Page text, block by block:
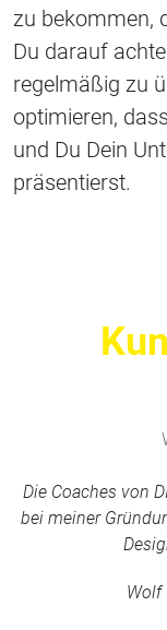
zu bekommen,
Du darauf
regelmäßig zu
optimieren,
und Du Dein
präsentierst.
Die Coaches von
bei meiner
Wolf